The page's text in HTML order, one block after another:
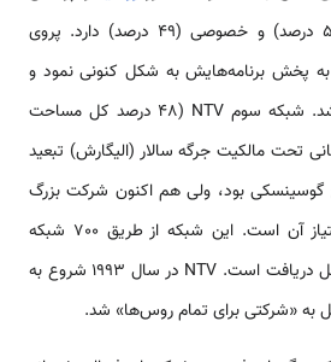
می‌دهد) مالکیت دولتی (51 درصد) و خصوصی (49 درصد) دارد. پروی
سال 1995 شروع به پخش برنامه‌هایش به شکل کنونی نمود و
جایگزین شبکه استانکینو شد. شبکه سوم NTV (48 درصد کل مساحت
تحت مالکیت جرگه سالار (الیگارش) تبعید
گوسینسکی بود، ولی هم اکنون شرکت بزرگ
انرژی، گازپروم، صاحب امتیاز آن است. این شبکه از طریق 700 شبکه
قابل دریافت است. NTV در سال 1993 شروع به